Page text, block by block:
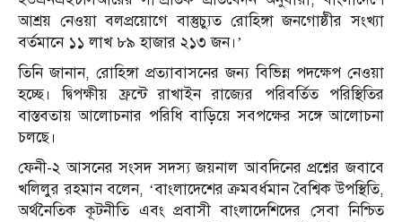
আশ্রয় নেওয়া বলপ্রয়োগে বাস্তুচ্যুত রোহিঙ্গা জনগোষ্ঠীর সংখ্যা
বর্তমানে ১১ লাখ ৮৯ হাজার ২১৩ জন।’
তিনি জানান, রোহিঙ্গা প্রত্যাবাসনের জন্য বিভিন্ন পদক্ষেপ নেওয়া
হচ্ছে। দ্বিপক্ষীয় ফ্রন্টে রাখাইন রাজ্যের পরিবর্তিত পরিস্থিতির
বাস্তবতায় আলোচনার পরিধি বাড়িয়ে সবপক্ষের সঙ্গে আলোচনা
চলছে।
ফেনী-২ আসনের সংসদ সদস্য জয়নাল আবদিনের প্রশ্নের জবাবে
খলিলুর রহমান বলেন, ‘বাংলাদেশের ক্রমবর্ধমান বৈশ্বিক উপস্থিতি,
অর্থনৈতিক কূটনীতি এবং প্রবাসী বাংলাদেশিদের সেবা নিশ্চিত